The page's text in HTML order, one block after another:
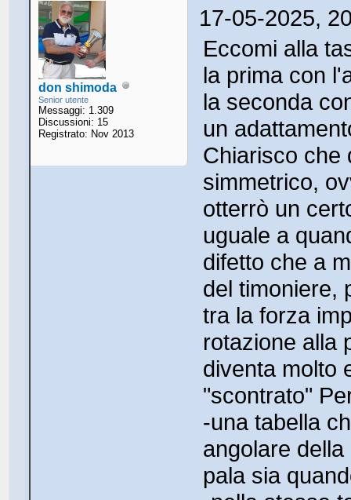
don shimoda
Senior utente
Messaggi: 1.309
Discussioni: 15
Registrato: Nov 2013
17-05-2025,
Eccomi alla
la prima con
la seconda
un
Chiarisco che
simmetrico,
otterrò un
uguale a
difetto che a
del timoniere,
tra la forza
rotazione alla
diventa molto
"scontrato"
-una tabella
angolare
pala sia